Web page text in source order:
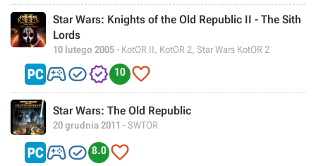
Star Wars: Knights of the Old Republic II - The Sith
Lords
10 lutego 2005- KotOR II, KotOR 2, Star Wars KotOR 2
 10 
Star Wars: The Old Republic
20 grudnia 2011 - SWTOR
 8.0 